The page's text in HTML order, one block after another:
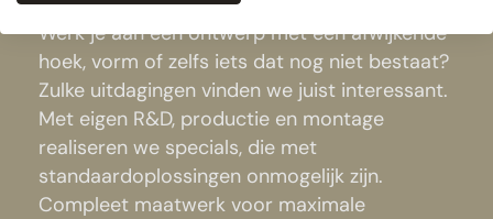
Werk je aan een ontwerp met een afwijkende
hoek, vorm of zelfs iets dat nog niet bestaat?
Zulke uitdagingen vinden we juist interessant.
Met eigen R&D, productie en montage
realiseren we specials, die met
standaardoplossingen onmogelijk zijn.
Compleet maatwerk voor maximale